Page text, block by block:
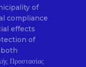
of
compliance
effects
of
Προστασίας